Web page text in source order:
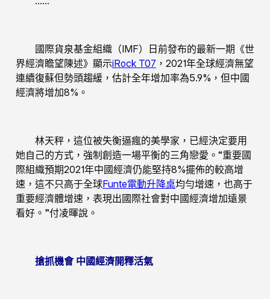
國際貨泉基金組織（IMF）日前發布的最新一期《世
界經濟瞻望陳述》顯示iRock T07 ，2021年全球經濟無望
連續復蘇但勢頭趨緩，估計全年增加率為5.9%，但中國
經濟將增加8%。
林天秤，這位被失衡逼瘋的美學家，已經決定要用
她自己的方式，強制創造一場平衡的三角戀愛。“重要國
際組織預期2021年中國經濟仍能堅持8%擺佈的較高增
速，這不只高于全球Funte電動升降桌均勻增速，也高于
重要經濟體增速，表現出國際社會對中國經濟增加遠景
看好。”付凌暉說。
搶抓機會 中國經濟開釋活氣